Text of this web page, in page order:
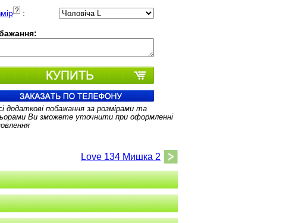
:
додаткові побажання за розмірами та
Ви зможете уточнити при оформленні
Love 134 Мишка 2